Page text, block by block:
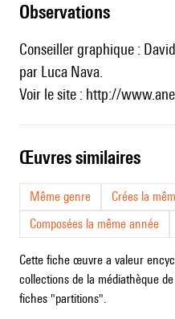
observations
Conseiller graphique :
par Luca Nava.
Voir le site : http://
œuvres similaires
Même genre
Crées la
Composées la même année
Cette fiche œuvre a valeur
collections de la médiathèque
fiches "partitions".